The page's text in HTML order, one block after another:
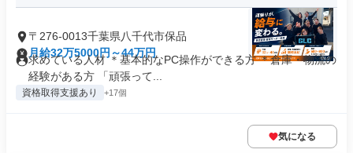
〒276-0013千葉県八千代市保品
月給32万5000円～44万円
求めている人材 ＊基本的なPC操作ができる方 ＊倉庫・物流の
経験がある方 「頑張って...
資格取得支援あり +17個
気になる